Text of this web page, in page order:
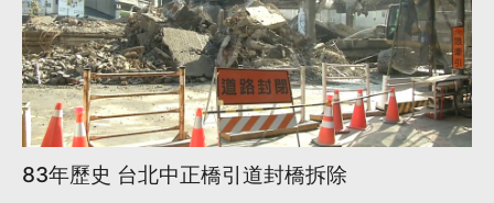
83年歷史 台北中正橋引道封橋拆除